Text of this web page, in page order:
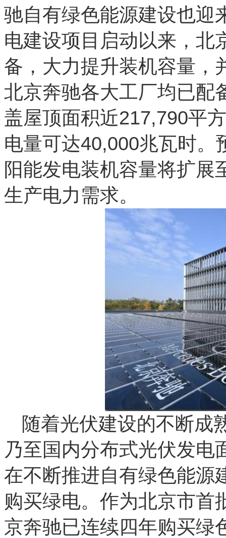
驰自有绿色能源建设也迎
电建设项目启动以来，北
备，大力提升装机容量，
北京奔驰各大工厂均已配
盖屋顶面积近217,790平
电量可达40,000兆瓦时。
阳能发电装机容量将扩展
生产电力需求。
随着光伏建设的不断成
乃至国内分布式光伏发电
在不断推进自有绿色能源
购买绿电。作为北京市首
京奔驰已连续四年购买绿